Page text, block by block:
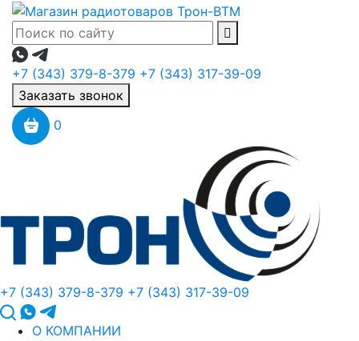
+7 (343) 379-8-379 +7 (343) 317-39-09
Заказать звонок
0
+7 (343) 379-8-379 +7 (343) 317-39-09
О КОМПАНИИ